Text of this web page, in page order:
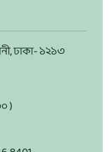
ঢাকা- ১২১৩
)